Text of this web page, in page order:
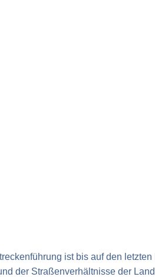
ist bis auf den
der Straßenverhältnisse der